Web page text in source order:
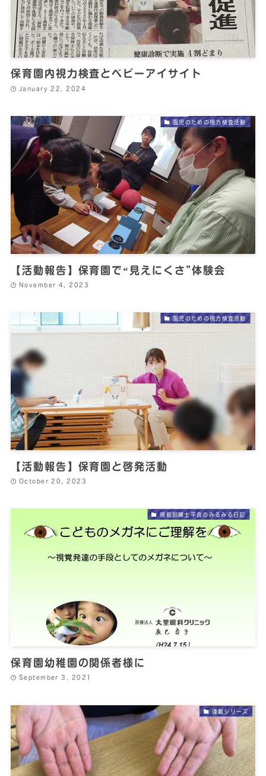
保育園内視力検査とベビーアイサイト
January 22, 2024
園児のための視力検査活動
【活動報告】保育園で“見えにくさ”体験会
November 4, 2023
園児のための視力検査活動
【活動報告】保育園と啓発活動
October 20, 2023
視能訓練士平良のみるみる日記
保育園幼稚園の関係者様に
September 3, 2021
連載シリーズ